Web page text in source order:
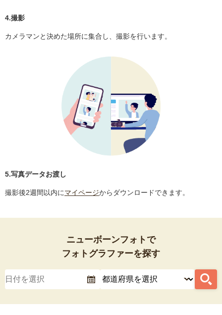
4.撮影
カメラマンと決めた場所に集合し、撮影を行います。
5.写真データお渡し
撮影後2週間以内にマイページからダウンロードできます。
ニューボーンフォトで
フォトグラファーを探す